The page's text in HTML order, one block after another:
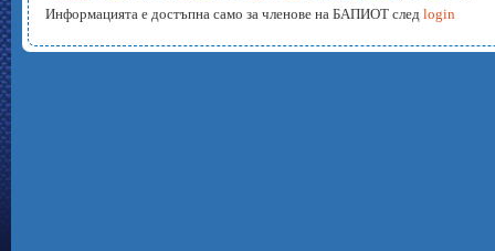
Информацията е достъпна само за членове на БАПИОТ след login